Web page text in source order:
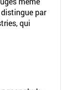
par
qui